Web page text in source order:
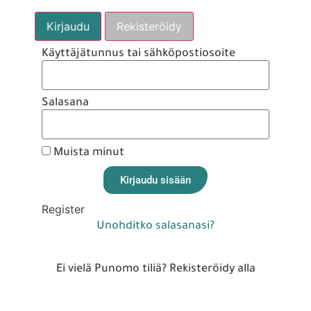
Kirjaudu Rekisteröidy
Käyttäjätunnus tai sähköpostiosoite
Salasana
Muista minut
Kirjaudu sisään
Register
Unohditko salasanasi?
Ei vielä Punomo tiliä? Rekisteröidy alla